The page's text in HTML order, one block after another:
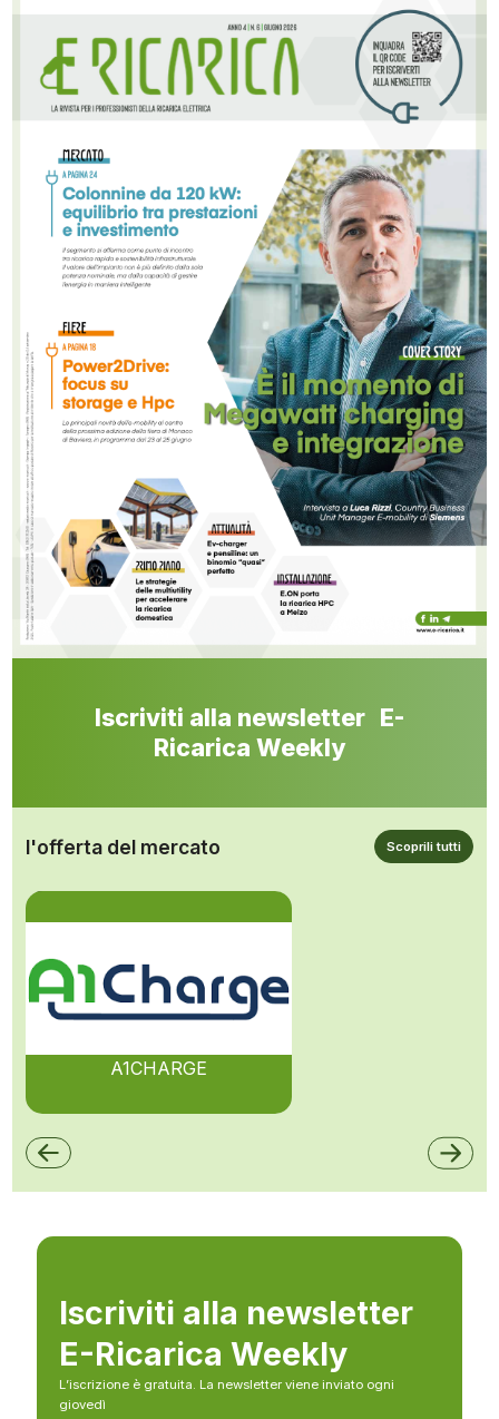
Iscriviti alla newsletter E-
Ricarica Weekly
l'offerta del mercato Scoprili tutti
A1CHARGE
Iscriviti alla newsletter
E-Ricarica Weekly
L’iscrizione è gratuita. La newsletter viene inviato ogni
giovedì